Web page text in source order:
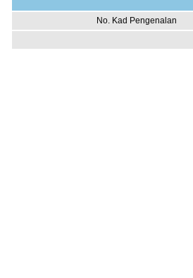
No. Kad Pengenalan